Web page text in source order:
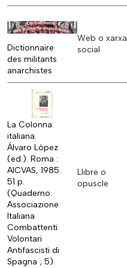
Dictionnaire
des militants
anarchistes
Web o xarxa
social
La Colonna
italiana.
Álvaro López
(ed.). Roma :
AICVAS, 1985.
51 p.
(Quaderno.
Associazione
Italiana
Combattenti
Volontari
Antifascisti di
Spagna ; 5)
Llibre o
opuscle